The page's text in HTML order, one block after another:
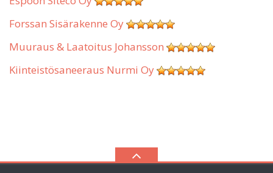
Forssan Sisärakenne Oy
Muuraus & Laatoitus Johansson
Kiinteistösaneeraus Nurmi Oy